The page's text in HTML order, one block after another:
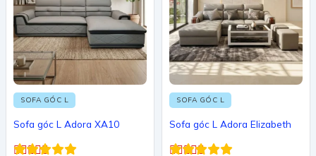
SOFA GÓC L
Sofa góc L Adora XA10
SOFA GÓC L
Sofa góc L Adora Elizabeth